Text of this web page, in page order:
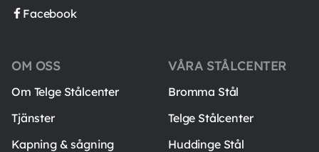
Facebook
VÅRA STÅLCENTER
Bromma Stål
Telge Stålcenter
Huddinge Stål
OM OSS
Om Telge Stålcenter
Tjänster
Kapning & sågning